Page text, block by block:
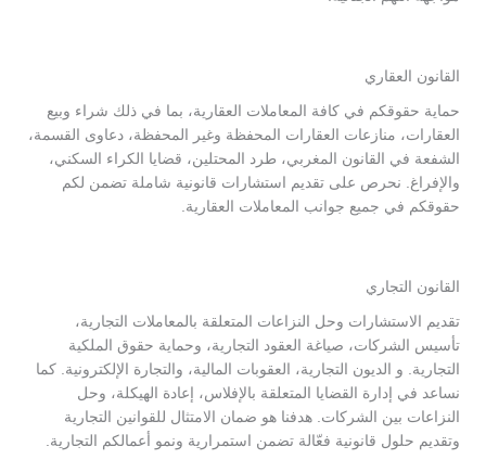
القانون العقاري
حماية حقوقكم في كافة المعاملات العقارية، بما في ذلك شراء وبيع
العقارات، منازعات العقارات المحفظة وغير المحفظة، دعاوى القسمة،
الشفعة في القانون المغربي، طرد المحتلين، قضايا الكراء السكني،
والإفراغ. نحرص على تقديم استشارات قانونية شاملة تضمن لكم
حقوقكم في جميع جوانب المعاملات العقارية.
القانون التجاري
تقديم الاستشارات وحل النزاعات المتعلقة بالمعاملات التجارية،
تأسيس الشركات، صياغة العقود التجارية، وحماية حقوق الملكية
التجارية. و الديون التجارية، العقوبات المالية، والتجارة الإلكترونية. كما
نساعد في إدارة القضايا المتعلقة بالإفلاس، إعادة الهيكلة، وحل
النزاعات بين الشركات. هدفنا هو ضمان الامتثال للقوانين التجارية
وتقديم حلول قانونية فعّالة تضمن استمرارية ونمو أعمالكم التجارية.